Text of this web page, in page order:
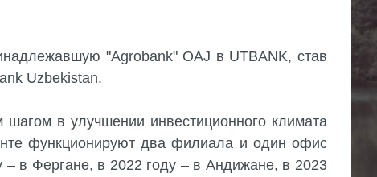
"Agrobank" OAJ в UTBANK, став
Uzbekistan.
в улучшении инвестиционного климата
функционируют два филиала и один офис
в Фергане, в 2022 году – в Андижане, в 2023